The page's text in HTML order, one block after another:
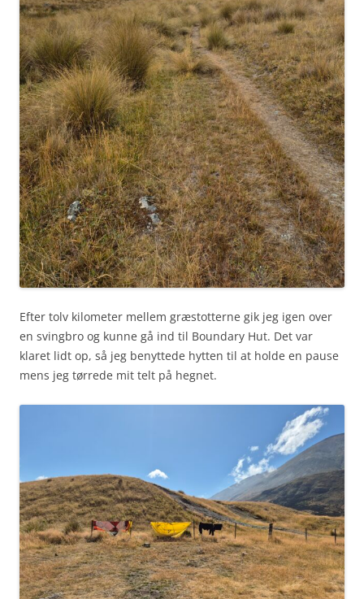
Efter tolv kilometer mellem græstotterne gik jeg igen over
en svingbro og kunne gå ind til Boundary Hut. Det var
klaret lidt op, så jeg benyttede hytten til at holde en pause
mens jeg tørrede mit telt på hegnet.